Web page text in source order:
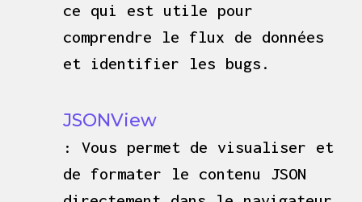
ce qui est utile pour
comprendre le flux de données
et identifier les bugs.
JSONView
: Vous permet de visualiser et
de formater le contenu JSON